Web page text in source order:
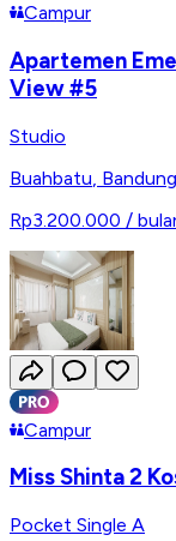
Campur
Apartemen
View #5
Studio
Buahbatu Bandung
Rp3.200.000 /
Campur
Miss Shinta 2
Pocket Single A